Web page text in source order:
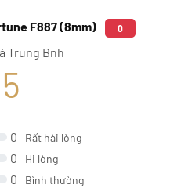
F887 (8mm) 0
Trung Bnh
0 Rất hài lòng
0 Hi lòng
0 Bình thường